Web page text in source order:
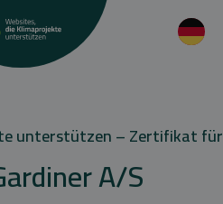
unterstützen – Zertifikat für
A/S